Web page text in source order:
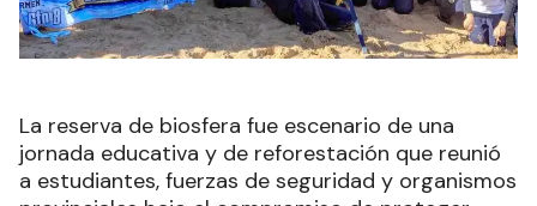
La reserva de biosfera fue escenario de una
jornada educativa y de reforestación que reunió
a estudiantes, fuerzas de seguridad y organismos